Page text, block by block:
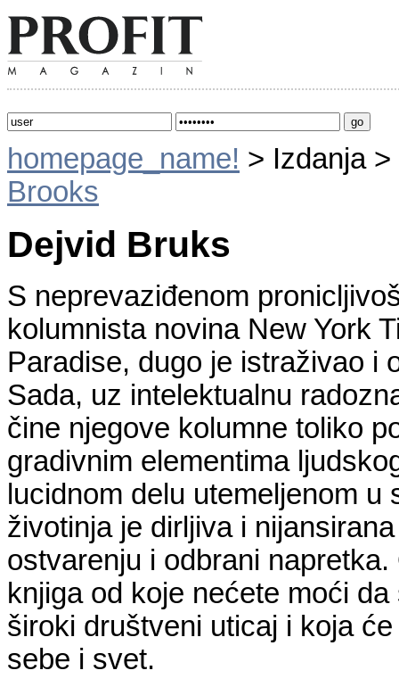
homepage_name! > Izdanja
Brooks
Dejvid Bruks
S neprevaziđenom
kolumnista novina New York
Paradise, dugo je istraživao i
Sada, uz intelektualnu
čine njegove kolumne toliko
gradivnim elementima
lucidnom delu utemeljenom
životinja je dirljiva i
ostvarenju i odbrani
knjiga od koje nećete moći
široki društveni uticaj i koja
sebe i svet.